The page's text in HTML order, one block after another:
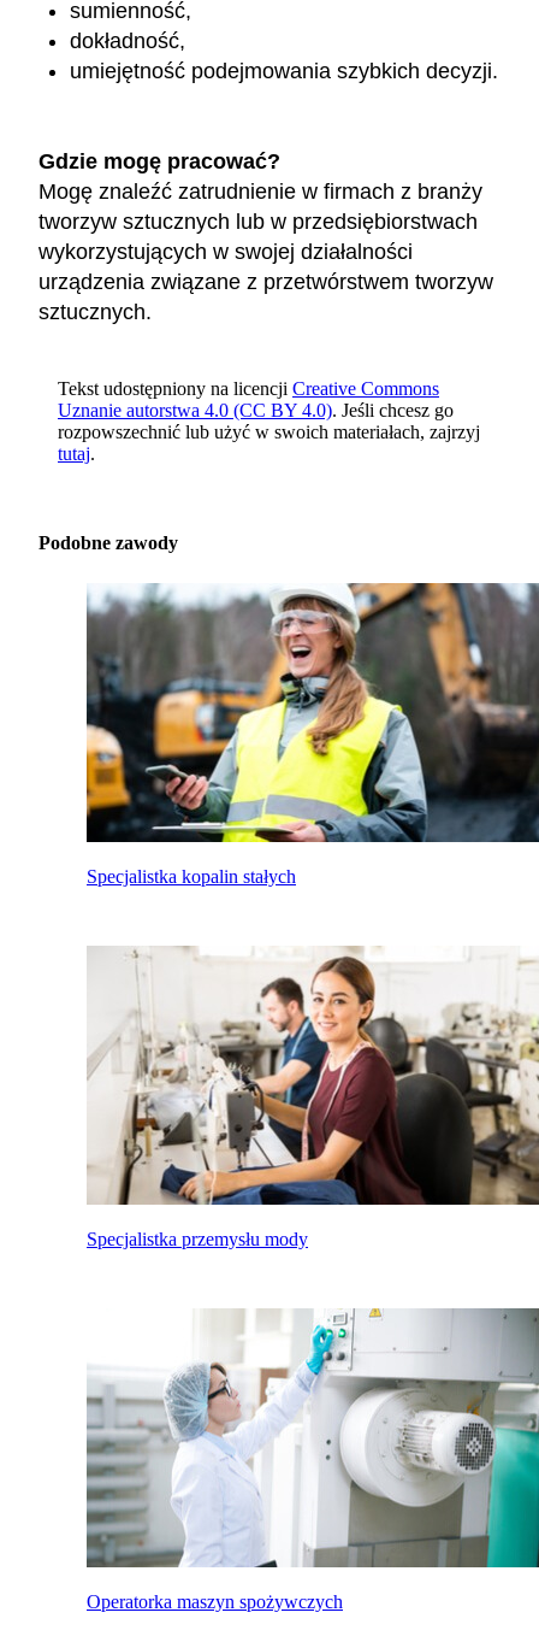
sumienność,
dokładność,
umiejętność podejmowania szybkich decyzji.
Gdzie mogę pracować?
Mogę znaleźć zatrudnienie w firmach z branży
tworzyw sztucznych lub w przedsiębiorstwach
wykorzystujących w swojej działalności
urządzenia związane z przetwórstwem tworzyw
sztucznych.
Tekst udostępniony na licencji Creative Commons
Uznanie autorstwa 4.0 (CC BY 4.0). Jeśli chcesz go
rozpowszechnić lub użyć w swoich materiałach, zajrzyj
tutaj.
Podobne zawody
Specjalistka kopalin stałych
Specjalistka przemysłu mody
Operatorka maszyn spożywczych